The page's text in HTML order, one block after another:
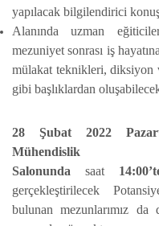
yapılacak bilgilendirici
Alanında uzman
mezuniyet sonrası iş
mülakat teknikleri, diksiyon
gibi başlıklardan
28 Şubat 2022
Mühendislik
Salonundasaat
gerçekleştirilecek
bulunan mezunlarımız